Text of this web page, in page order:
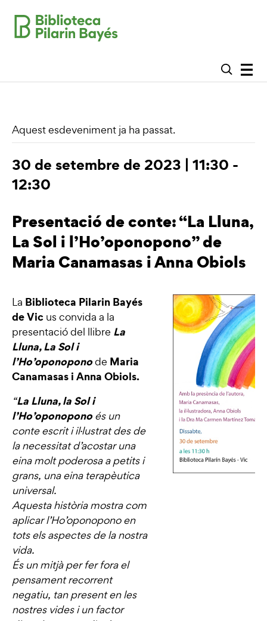
Aquest esdeveniment ja ha passat.
30 de setembre de 2023 | 11:30 -
12:30
Presentació de conte: “La Lluna,
La Sol i l’Ho’oponopono” de
Maria Canamasas i Anna Obiols
La Biblioteca Pilarin Bayés
de Vic us convida a la
presentació del llibre La
Lluna, La Sol i
l’Ho’oponoponode Maria
Canamasas i Anna Obiols.
“La Lluna, la Sol i
l’Ho’oponoponoés un
conte escrit i il·lustrat des de
la necessitat d’acostar una
eina molt poderosa a petits i
grans, una eina terapèutica
universal.
Aquesta història mostra com
aplicar l’Ho’oponopono en
tots els aspectes de la nostra
vida.
És un mitjà per fer fora el
pensament recorrent
negatiu, tan present en les
nostres vides i un factor